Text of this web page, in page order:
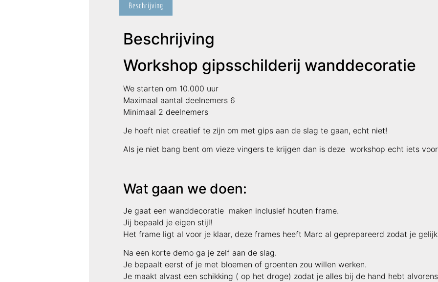
Beschrijving
Beschrijving
Workshop gipsschilderij wanddecoratie
We starten om 10.000 uur
Maximaal aantal deelnemers 6
Minimaal 2 deelnemers
Je hoeft niet creatief te zijn om met gips aan de slag te gaan, echt niet!
Als je niet bang bent om vieze vingers te krijgen dan is deze workshop echt iets
Wat gaan we doen:
Je gaat een wanddecoratie maken inclusief houten frame.
Jij bepaald je eigen stijl!
Het frame ligt al voor je klaar, deze frames heeft Marc al geprepareerd zodat je
Na een korte demo ga je zelf aan de slag.
Je bepaalt eerst of je met bloemen of groenten zou willen werken.
Je maakt alvast een schikking ( op het droge) zodat je alles bij de hand hebt